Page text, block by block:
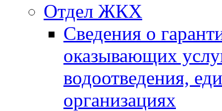
Отдел ЖКХ
Сведения о
оказывающих
водоотведения,
организациях